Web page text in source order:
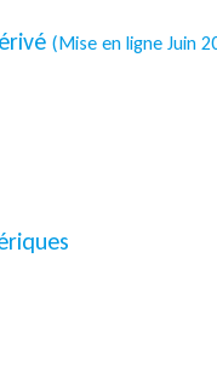
(Mise en ligne Juin